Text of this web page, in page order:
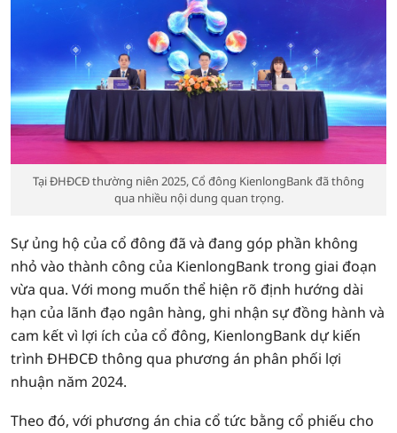
Tại ĐHĐCĐ thường niên 2025, Cổ đông KienlongBank đã thông
qua nhiều nội dung quan trọng.
Sự ủng hộ của cổ đông đã và đang góp phần không
nhỏ vào thành công của KienlongBank trong giai đoạn
vừa qua. Với mong muốn thể hiện rõ định hướng dài
hạn của lãnh đạo ngân hàng, ghi nhận sự đồng hành và
cam kết vì lợi ích của cổ đông, KienlongBank dự kiến
trình ĐHĐCĐ thông qua phương án phân phối lợi
nhuận năm 2024.
Theo đó, với phương án chia cổ tức bằng cổ phiếu cho